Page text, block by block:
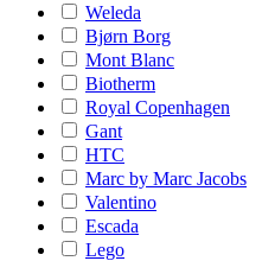
Weleda
Bjørn Borg
Mont Blanc
Biotherm
Royal Copenhagen
Gant
HTC
Marc by Marc Jacobs
Valentino
Escada
Lego